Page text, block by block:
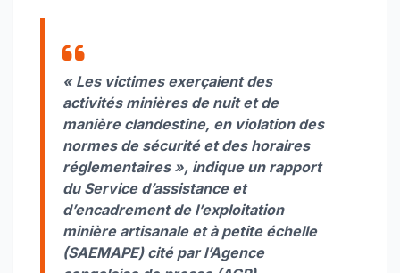
« Les victimes exerçaient des
activités minières de nuit et de
manière clandestine, en violation des
normes de sécurité et des horaires
réglementaires », indique un rapport
du Service d’assistance et
d’encadrement de l’exploitation
minière artisanale et à petite échelle
(SAEMAPE) cité par l’Agence